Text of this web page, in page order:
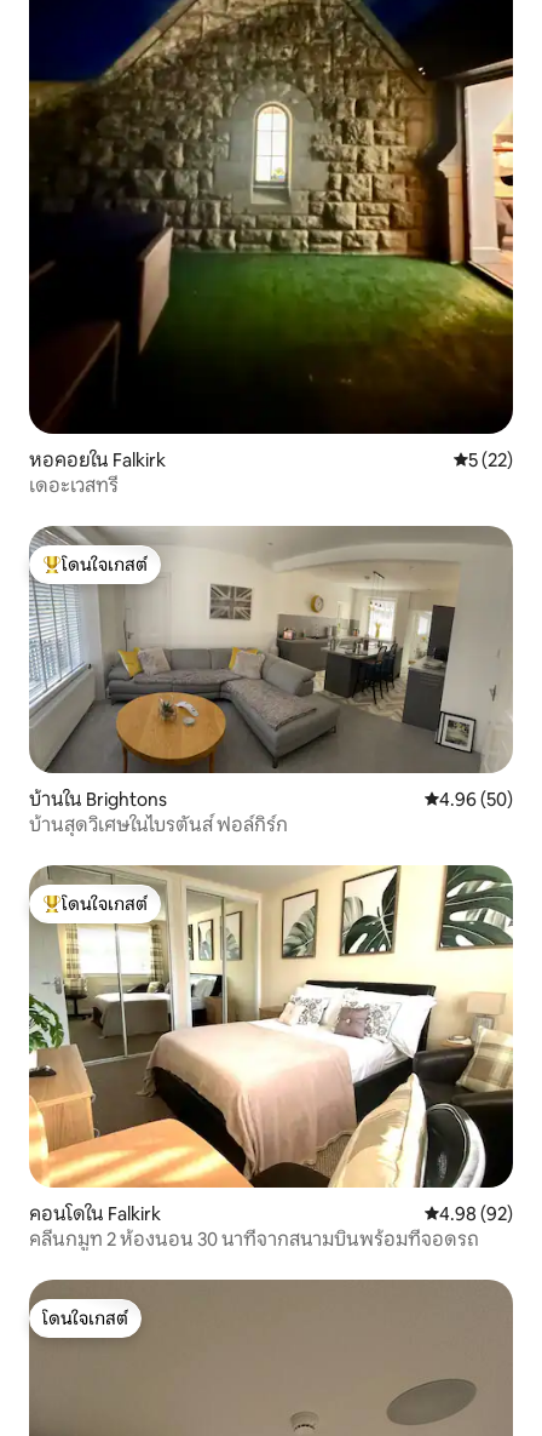
หอคอยใน Falkirk คะแนนเฉลี่
5 (22)
เดอะเวสทรี
โดนใจเกสต์ที่สุด
โดนใจเกสต์
บ้านใน Brightons คะแนนเฉลี่ย
4.96 (50)
บ้านสุดวิเศษในไบรตันส์ ฟอล์กิร์ก
โดนใจเกสต์ที่สุด
โดนใจเกสต์
คอนโดใน Falkirk คะแนนเฉลี่ย
4.98 (92)
คลีนกมูท 2 ห้องนอน 30 นาทีจากสนามบินพร้อมที่จอดรถ
โดนใจเกสต์
โดนใจเกสต์